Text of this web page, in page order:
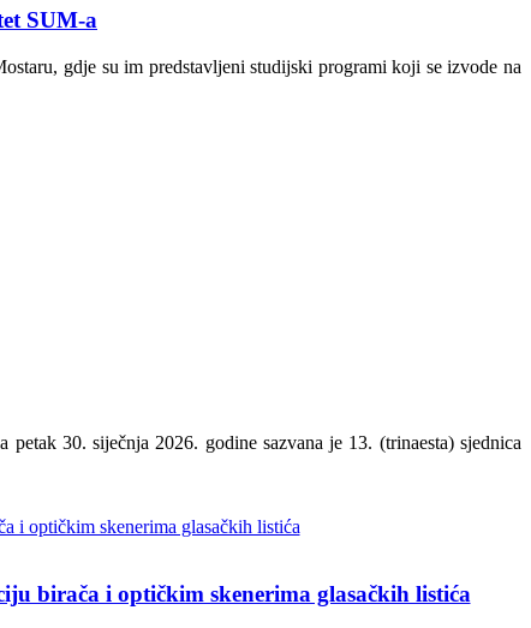
SUM-a
gdje su im predstavljeni studijski programi koji se izvode na
30. siječnja 2026. godine sazvana je 13. (trinaesta) sjednica
birača i optičkim skenerima glasačkih listića